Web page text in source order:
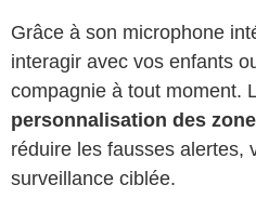
Grâce à son microphone
interagir avec vos enfants
compagnie à tout moment.
personnalisation des
réduire les fausses alertes,
surveillance ciblée.